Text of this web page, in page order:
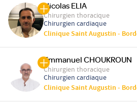
Nicolas ELIA
Chirurgien thoracique
Chirurgien cardiaque
Clinique Saint Augustin -
Emmanuel CHOUKROUN
Chirurgien thoracique
Chirurgien cardiaque
Clinique Saint Augustin -